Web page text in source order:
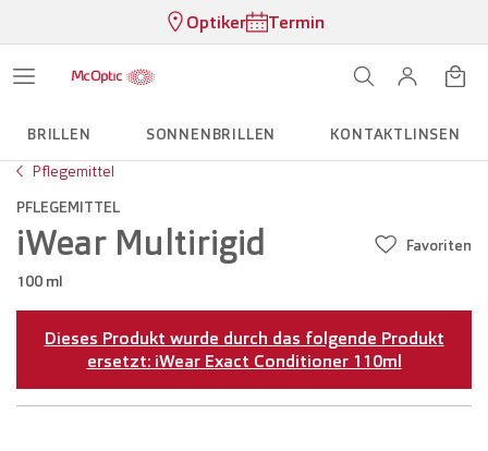
Optiker Termin
BRILLEN SONNENBRILLEN
KONTAKTLINSEN
Pflegemittel
PFLEGEMITTEL
iWear Multirigid
100 ml
Favoriten
Dieses Produkt wurde durch das folgende Produkt
ersetzt: iWear Exact Conditioner 110ml